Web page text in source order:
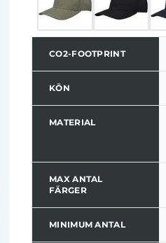
CO2-FOOTPRINT
KÖN
MATERIAL
MAX ANTAL
FÄRGER
MINIMUM ANTAL